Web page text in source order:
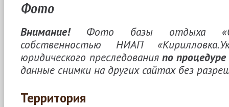
Фото
Внимание!Фото базы отдыха
собственностью НИАП
юридического преследованияпо процедуре
данные снимки на других сайтах без
Территория